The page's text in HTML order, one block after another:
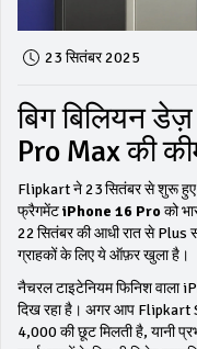
23 सितंबर 2025
बिग बिलियन
Pro Max की
Flipkart ने 23 सितंबर से शुरू
फ्रैगमेंटiPhone 16 Proको
22 सितंबर की आधी रात से Plus
ग्राहकों के लिए ये ऑफ़र खुला है।
नैचरल टाइटेनियम फिनिश वाला
दिख रहा है। अगर आप Flipkart
₹4,000 की छूट मिलती है, यानी